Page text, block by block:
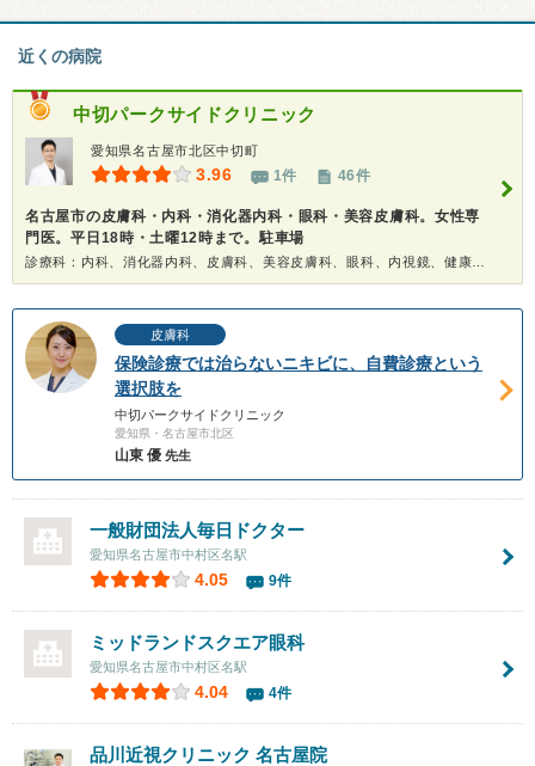
近くの病院
中切パークサイドクリニック
愛知県名古屋市北区中切町
3.96 1件 46件
名古屋市の皮膚科・内科・消化器内科・眼科・美容皮膚科。女性専
門医。平日18時・土曜12時まで。駐車場
皮膚科
保険診療では治らないニキビに、自費診療という
選択肢を
中切パークサイドクリニック
愛知県・名古屋市北区
山東 優 先生
一般財団法人毎日ドクター
愛知県名古屋市中村区名駅
4.05 9件
ミッドランドスクエア眼科
愛知県名古屋市中村区名駅
4.04 4件
品川近視クリニック 名古屋院